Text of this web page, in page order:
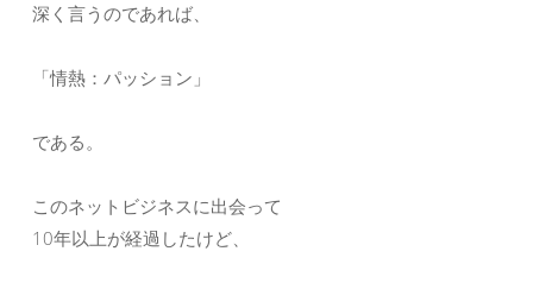
深く言うのであれば、
「情熱：パッション」
である。
このネットビジネスに出会って
10年以上が経過したけど、